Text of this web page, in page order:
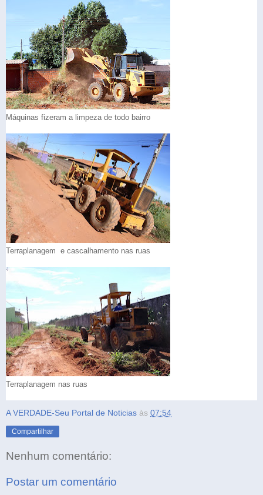
Máquinas fizeram a limpeza de todo bairro
Terraplanagem e cascalhamento nas ruas
Terraplanagem nas ruas
A VERDADE-Seu Portal de Noticias às 07:54
Compartilhar
Nenhum comentário:
Postar um comentário